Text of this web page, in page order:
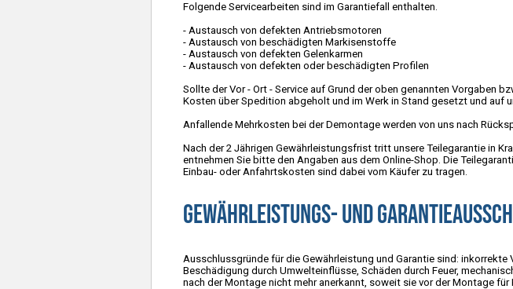
Folgende Servicearbeiten sind im Garantiefall enthalten.
- Austausch von defekten Antriebsmotoren
- Austausch von beschädigten Markisenstoffe
- Austausch von defekten Gelenkarmen
- Austausch von defekten oder beschädigten Profilen
Sollte der Vor - Ort - Service auf Grund der oben genannten Vorgaben
Kosten über Spedition abgeholt und im Werk in Stand gesetzt und auf
Anfallende Mehrkosten bei der Demontage werden von uns nach
Nach der 2 Jährigen Gewährleistungsfrist tritt unsere Teilegarantie in
entnehmen Sie bitte den Angaben aus dem Online-Shop. Die
Einbau- oder Anfahrtskosten sind dabei vom Käufer zu tragen.
Gewährleistungs- und
Ausschlussgründe für die Gewährleistung und Garantie sind:
Beschädigung durch Umwelteinflüsse, Schäden durch Feuer,
nach der Montage nicht mehr anerkannt, soweit sie vor der Montage